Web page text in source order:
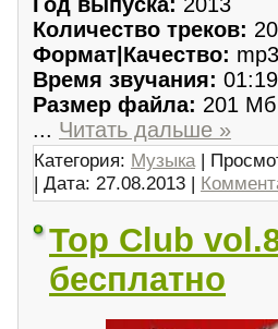
Количество треков: 20
Формат|Качество:
Время звучания:
Размер файла: 201 Мб
... Читать дальше »
Категория: Музыка |
| Дата: 27.08.2013 |
Top Club
бесплатно